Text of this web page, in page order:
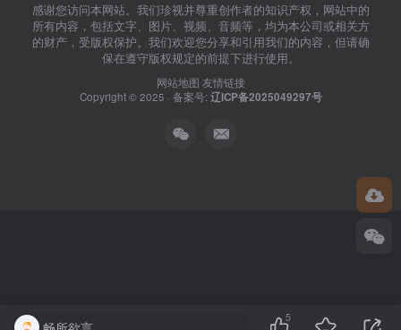
感谢您访问本网站。我们珍视并尊重创作者的知识产权，网站中的
所有内容，包括文字、图片、视频、音频等，均为本公司或相关方
的财产，受版权保护。我们欢迎您分享和引用我们的内容，但请确
保在遵守版权规定的前提下进行使用。
网站地图 友情链接
Copyright © 2025 · 备案号: 辽ICP备2025049297号
5